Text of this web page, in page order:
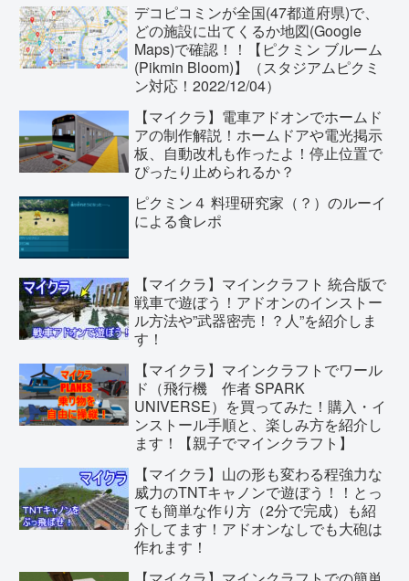
デコピコミンが全国(47都道府県)で、
どの施設に出てくるか地図(Google
Maps)で確認！！【ピクミン ブルーム
(Pikmin Bloom)】（スタジアムピクミ
ン対応！2022/12/04）
【マイクラ】電車アドオンでホームド
アの制作解説！ホームドアや電光掲示
板、自動改札も作ったよ！停止位置で
ぴったり止められるか？
ピクミン４ 料理研究家（？）のルーイ
による食レポ
【マイクラ】マインクラフト 統合版で
戦車で遊ぼう！アドオンのインストー
ル方法や”武器密売！？人”を紹介しま
す！
【マイクラ】マインクラフトでワール
ド（飛行機 作者 SPARK
UNIVERSE）を買ってみた！購入・イ
ンストール手順と、楽しみ方を紹介し
ます！【親子でマインクラフト】
【マイクラ】山の形も変わる程強力な
威力のTNTキャノンで遊ぼう！！とっ
ても簡単な作り方（2分で完成）も紹
介してます！アドオンなしでも大砲は
作れます！